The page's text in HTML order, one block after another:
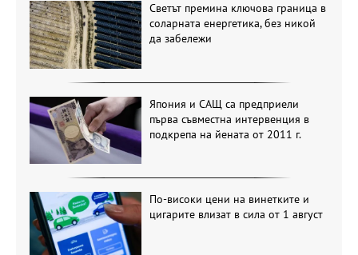
Светът премина ключова граница в
соларната енергетика, без никой
да забележи
Япония и САЩ са предприели
първа съвместна интервенция в
подкрепа на йената от 2011 г.
По-високи цени на винетките и
цигарите влизат в сила от 1 август